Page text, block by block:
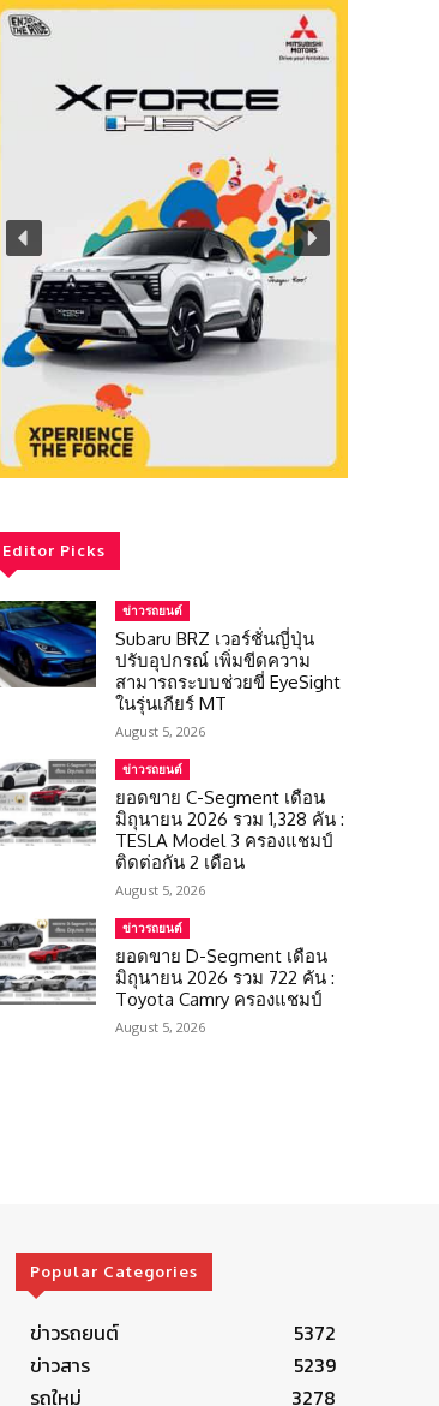
Editor Picks
ข่าวรถยนต์
Subaru BRZ เวอร์ชั่นญี่ปุ่น
ปรับอุปกรณ์ เพิ่มขีดความ
สามารถระบบช่วยขี่ EyeSight
ในรุ่นเกียร์ MT
August 5, 2026
ข่าวรถยนต์
ยอดขาย C-Segment เดือน
มิถุนายน 2026 รวม 1,328 คัน :
TESLA Model 3 ครองแชมป์
ติดต่อกัน 2 เดือน
August 5, 2026
ข่าวรถยนต์
ยอดขาย D-Segment เดือน
มิถุนายน 2026 รวม 722 คัน :
Toyota Camry ครองแชมป์
August 5, 2026
Popular Categories
ข่าวรถยนต์
5372
ข่าวสาร
5239
รถใหม่
3278